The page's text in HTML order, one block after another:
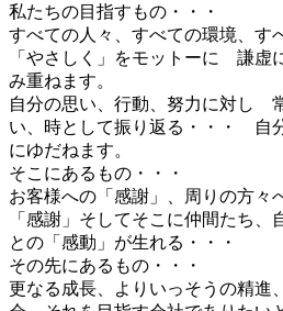
私たちの目指すもの・・・
すべての人々、すべての環境、
「やさしく」をモットーに 謙虚
み重ねます。
自分の思い、行動、努力に対し
い、時として振り返る・・・ 自
にゆだねます。
そこにあるもの・・・
お客様への「感謝」、周りの方々
「感謝」そしてそこに仲間たち
との「感動」が生れる・・・
その先にあるもの・・・
更なる成長、よりいっそうの精進